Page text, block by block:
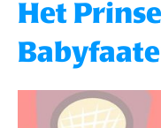
Het